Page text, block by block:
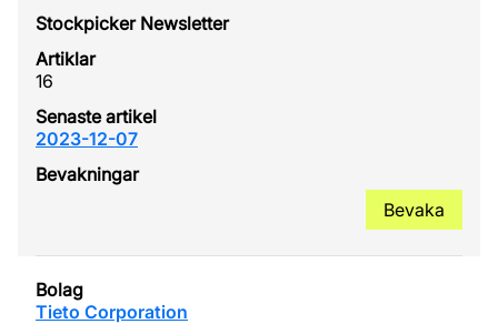
16
2023-12-07
Bevaka
Tieto Corporation